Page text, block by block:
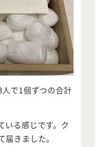
で1個ずつの合計
いる感じです。ク
きました。